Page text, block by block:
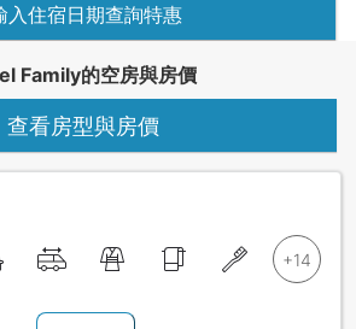
入住宿日期查詢特惠
Family的空房與房價
查看房型與房價